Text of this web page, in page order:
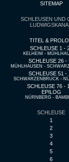
SITEMAP
SCHLEUSEN UND
TITEL &
SCHLEUSE 1 -
KELHEIM -
SCHLEUSE 26 -
MÜHLHAUSEN -
SCHLEUSE 51 -
SCHWARZENBRUCK -
SCHLEUSE 76 -
EPILOG
NÜRNBERG -
SCHLEUSE
1
2
3
4
5
6